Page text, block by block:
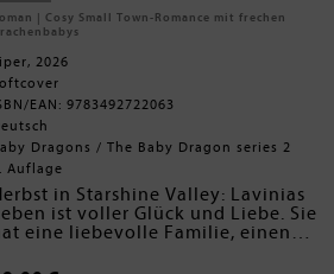
| Cosy Small Town-Romance mit frechen
2026
EAN: 9783492722063
Dragons / The Baby Dragon series 2
Auflage
in Starshine Valley: Lavinias
ist voller Glück und Liebe. Sie
eine liebevolle Familie, einen